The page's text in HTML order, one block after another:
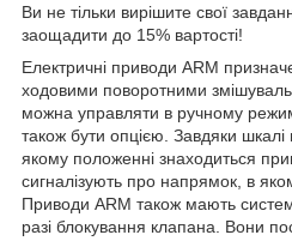
Ви не тільки вирішите свої
заощадити до 15% вартості!
Електричні приводи ARM
ходовими поворотними
можна управляти в ручному
також бути опцією. Завдяки
якому положенні знаходиться
сигналізують про напрямок, в
Приводи ARM також мають
разі блокування клапана. Вони